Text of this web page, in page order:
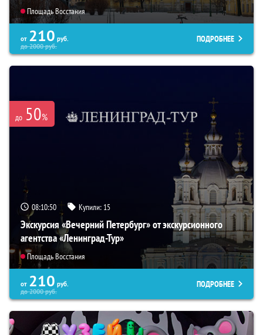
Площадь Восстания
от 210 руб.
до2000руб.
ПОДРОБНЕЕ
до 50%
08:10:49 Купили: 15
Экскурсия «Вечерний Петербург» от экскурсионного
агентства «Ленинград-Тур»
Площадь Восстания
от 210 руб.
до2000руб.
ПОДРОБНЕЕ